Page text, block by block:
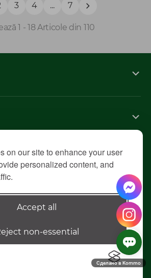
on our site to enhance your user
personalized content, and
Accept all
non-essential
3 4 ... 7
1 - 18 Articole din 110
© 2026 «Diolsem»
siteului - ilab.md
Сделано в Kommo